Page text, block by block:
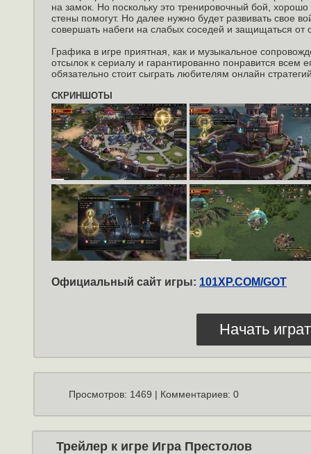
на замок. Но поскольку это тренировочный бой,
стены помогут. Но далее нужно будет развивать свое
совершать набеги на слабых соседей и защищаться от
Графика в игре приятная, как и музыкальное
отсылок к сериалу и гарантированно понравится всем
обязательно стоит сыграть любителям онлайн
СКРИНШОТЫ
Официальный сайт игры: 101XP.COM/GOT
Начать
Просмотров: 1469 | Комментариев: 0
Трейлер к игре Игра Престолов